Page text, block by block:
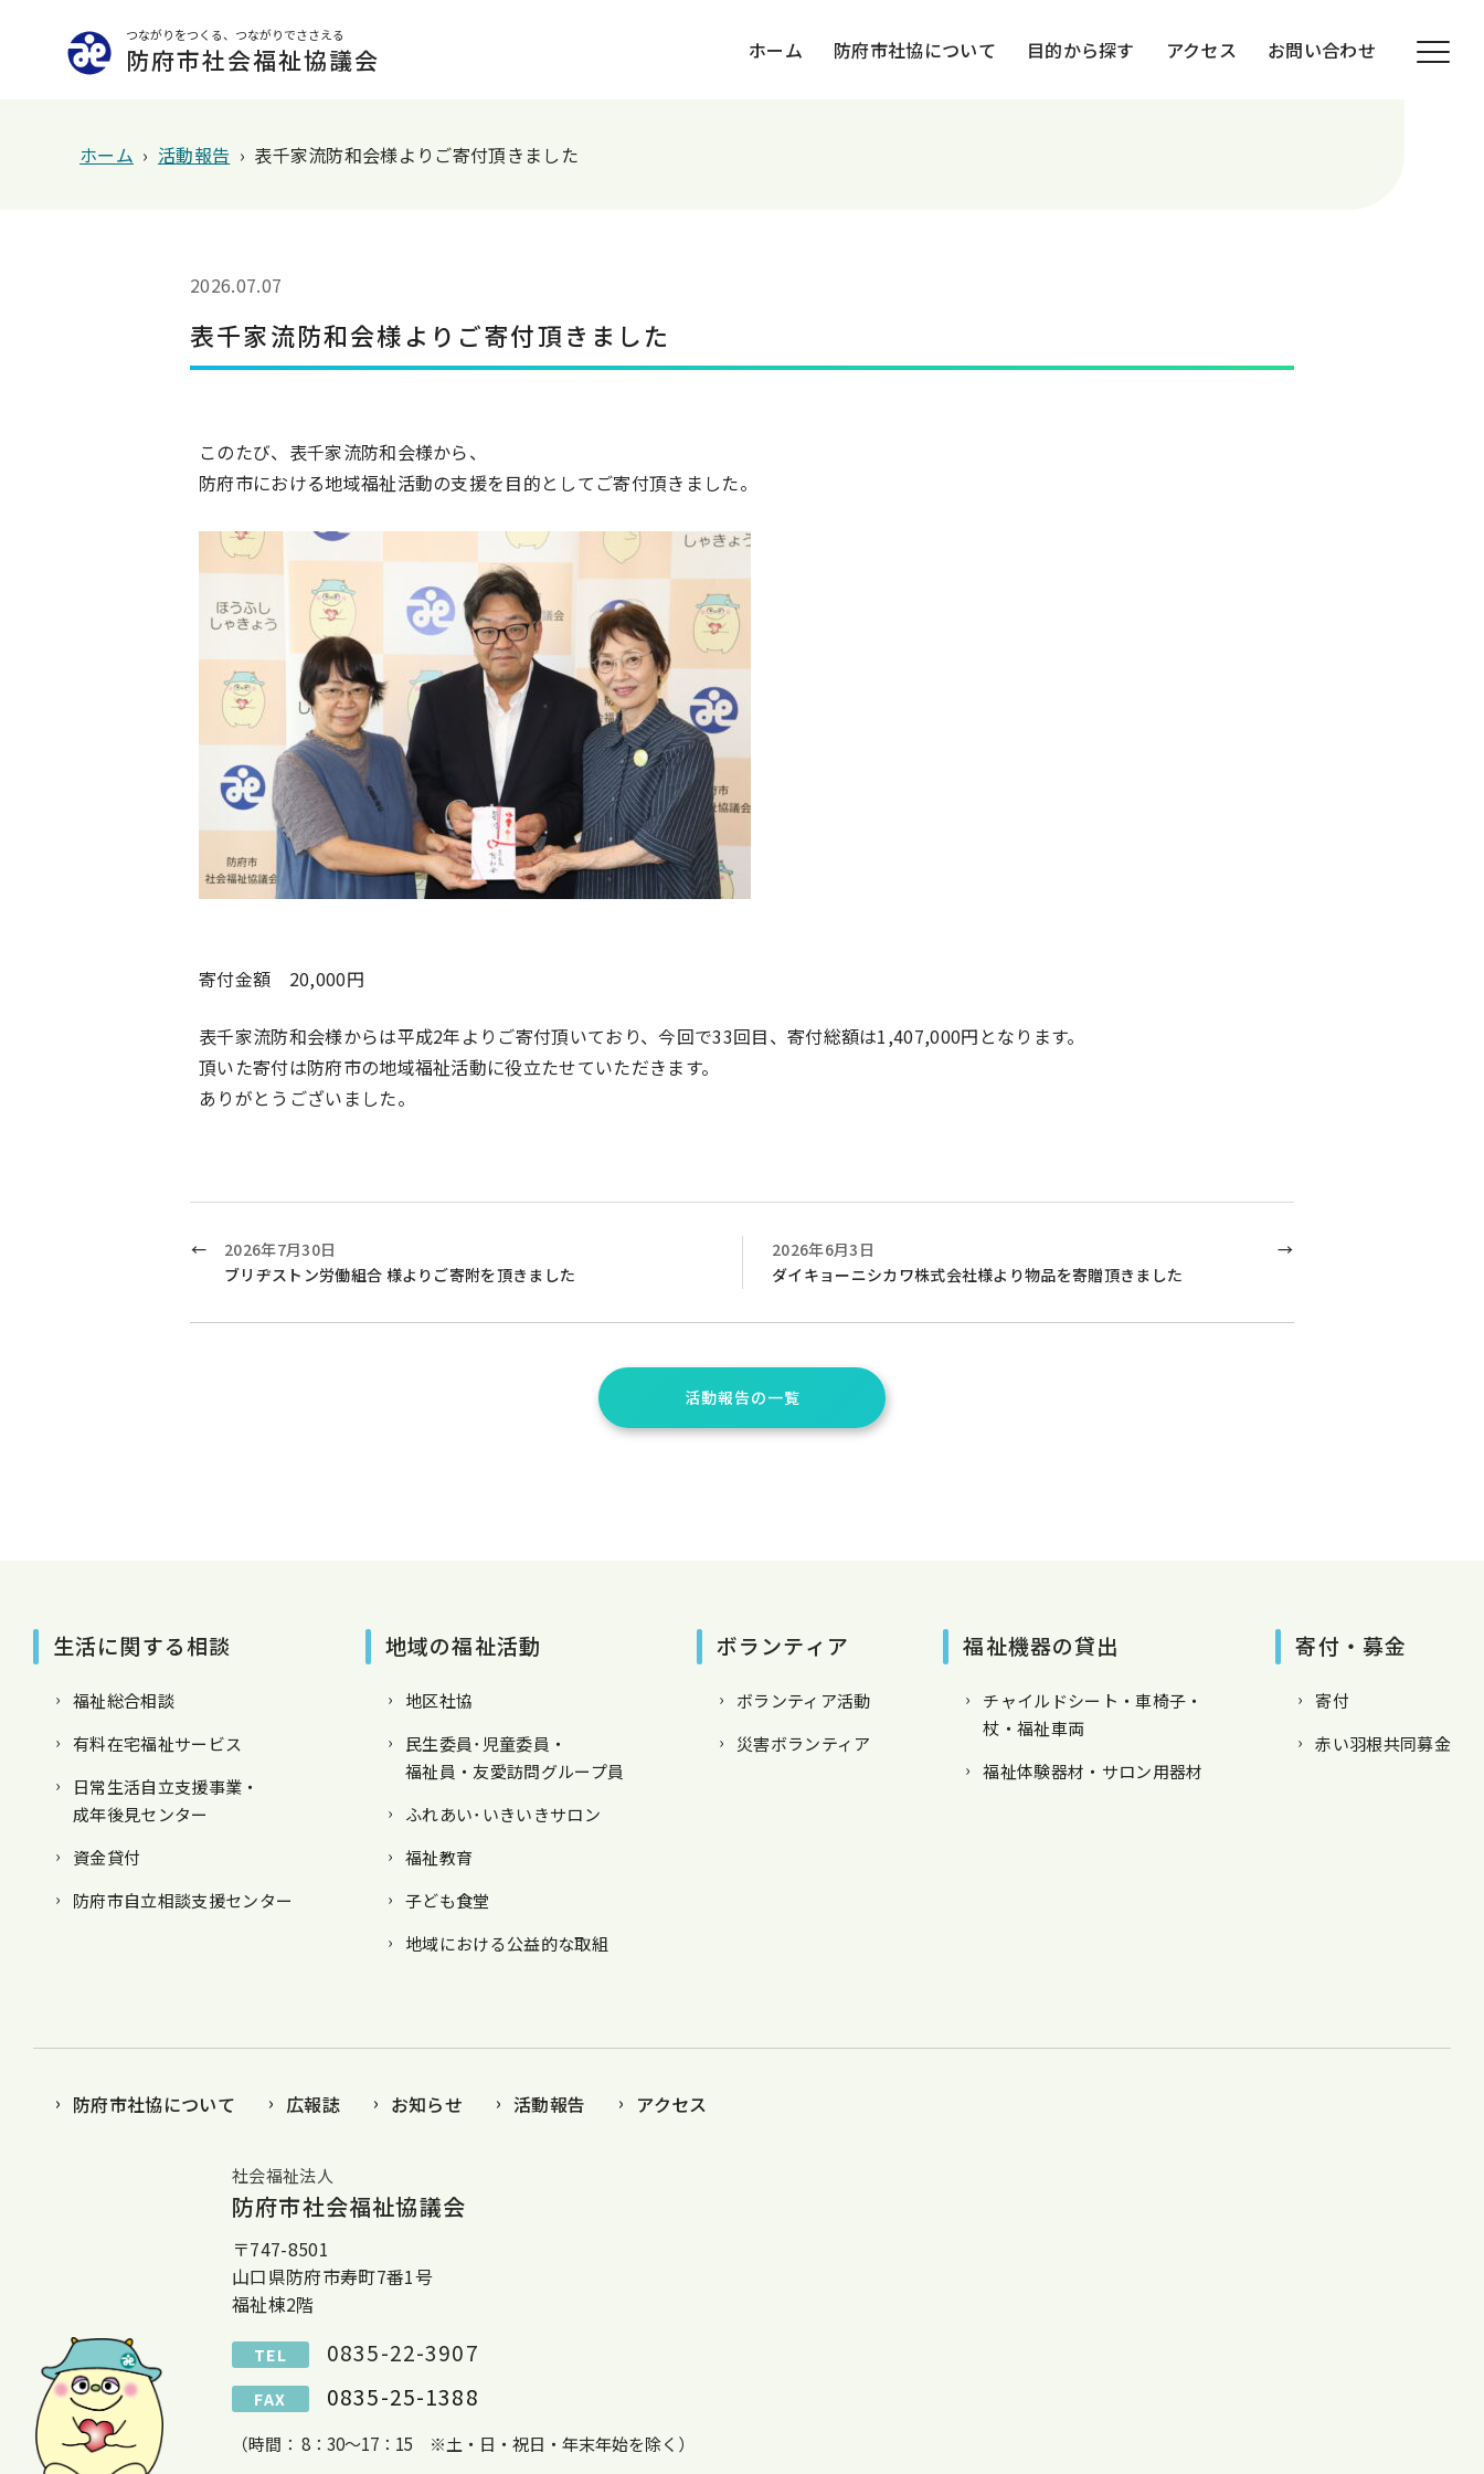
つながりをつくる、つながりでささえる
防府市社会福祉協議会 ホーム 防府市社協について 目的から探す アクセス お問い合わせ
ホーム › 活動報告 › 表千家流防和会様よりご寄付頂きました
2026.07.07
表千家流防和会様よりご寄付頂きました
このたび、表千家流防和会様から、
防府市における地域福祉活動の支援を目的としてご寄付頂きました。
寄付金額 20,000円
表千家流防和会様からは平成2年よりご寄付頂いており、今回で33回目、寄付総額は1,407,000円となります。
頂いた寄付は防府市の地域福祉活動に役立たせていただきます。
ありがとうございました。
2026年7月30日
ブリヂストン労働組合 様よりご寄附を頂きました
2026年6月3日
ダイキョーニシカワ株式会社様より物品を寄贈頂きました
活動報告の一覧
生活に関する相談
福祉総合相談
有料在宅福祉サービス
日常生活自立支援事業・
成年後見センター
資金貸付
防府市自立相談支援センター
地域の福祉活動
地区社協
民生委員･児童委員・
福祉員・友愛訪問グループ員
ふれあい･いきいきサロン
福祉教育
子ども食堂
地域における公益的な取組
ボランティア
ボランティア活動
災害ボランティア
福祉機器の貸出
チャイルドシート・車椅子・
杖・福祉車両
福祉体験器材・サロン用器材
寄付・募金
寄付
赤い羽根共同募金
防府市社協について 広報誌 お知らせ 活動報告 アクセス
社会福祉法人
防府市社会福祉協議会
〒747-8501
山口県防府市寿町7番1号
福祉棟2階
TEL 0835-22-3907
FAX 0835-25-1388
（時間： 8：30～17：15 ※土・日・祝日・年末年始を除く）